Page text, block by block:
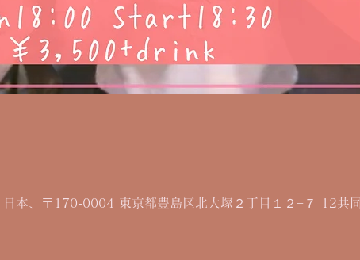
本、〒170-0004 東京都豊島区北大塚２丁目１２−７ 12共同